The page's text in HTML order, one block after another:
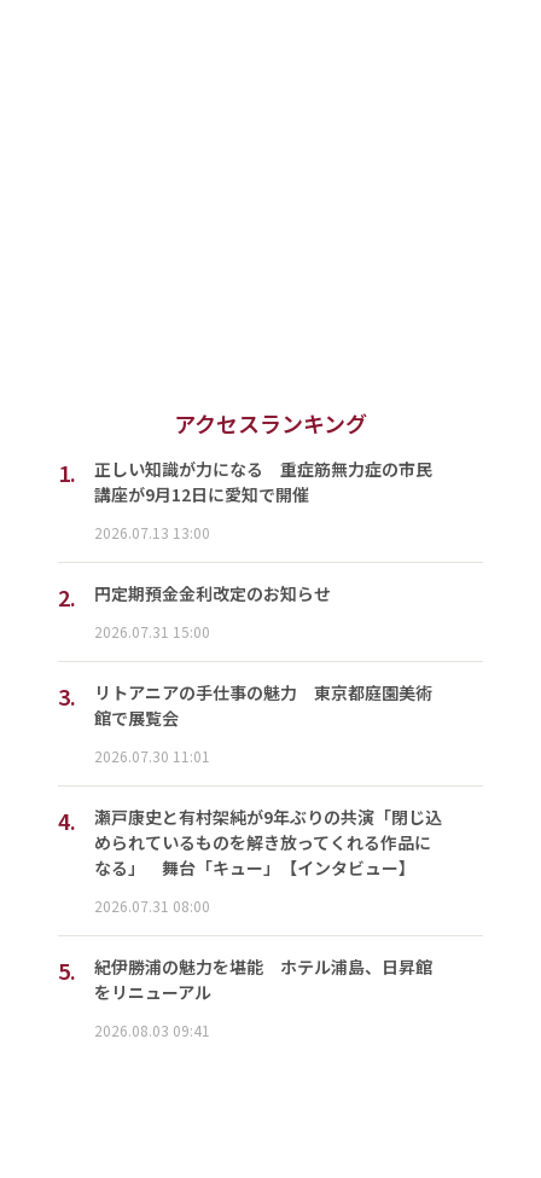
アクセスランキング
1.
正しい知識が力になる 重症筋無力症の市民
講座が9月12日に愛知で開催
2026.07.13 13:00
2. 円定期預金金利改定のお知らせ
2026.07.31 15:00
3.
リトアニアの手仕事の魅力 東京都庭園美術
館で展覧会
2026.07.30 11:01
4.
瀬戸康史と有村架純が9年ぶりの共演「閉じ込
められているものを解き放ってくれる作品に
なる」 舞台「キュー」【インタビュー】
2026.07.31 08:00
5.
紀伊勝浦の魅力を堪能 ホテル浦島、日昇館
をリニューアル
2026.08.03 09:41